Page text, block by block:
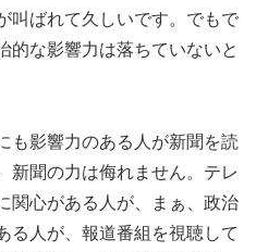
叫ばれて久しいです。でもで
的な影響力は落ちていないと
も影響力のある人が新聞を読
新聞の力は侮れません。テレ
関心がある人が、まぁ、政治
る人が、報道番組を視聴して